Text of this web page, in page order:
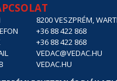
8200 VESZPRÉM,
+36 88 422 868
+36 88 422 868
VEDAC@VEDAC.HU
VEDAC.HU